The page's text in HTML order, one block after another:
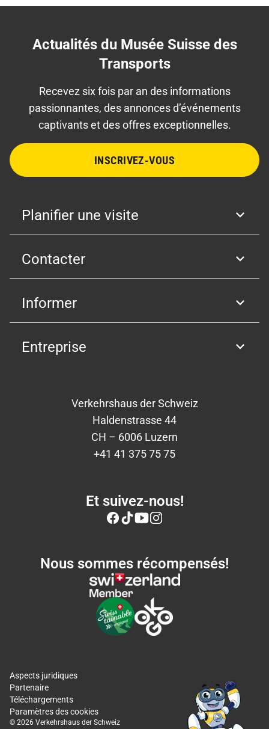
Actualités du Musée Suisse des
Transports
Recevez six fois par an des informations
passionnantes, des annonces d’événements
captivants et des offres exceptionnelles.
INSCRIVEZ-VOUS
Planifier une visite
Contacter
Informer
Entreprise
Verkehrshaus der Schweiz
Haldenstrasse 44
CH – 6006 Luzern
+41 41 375 75 75
Et suivez-nous!
Nous sommes récompensés!
Aspects juridiques
Partenaire
Téléchargements
Paramètres des cookies
© 2026 Verkehrshaus der Schweiz